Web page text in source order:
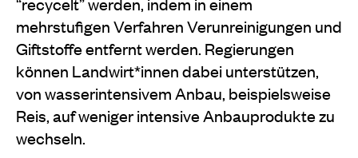
mehrstufigen Verfahren Verunreinigungen und
Giftstoffe entfernt werden. Regierungen
können Landwirt*innen dabei unterstützen,
von wasserintensivem Anbau, beispielsweise
Reis, auf weniger intensive Anbauprodukte zu
wechseln.